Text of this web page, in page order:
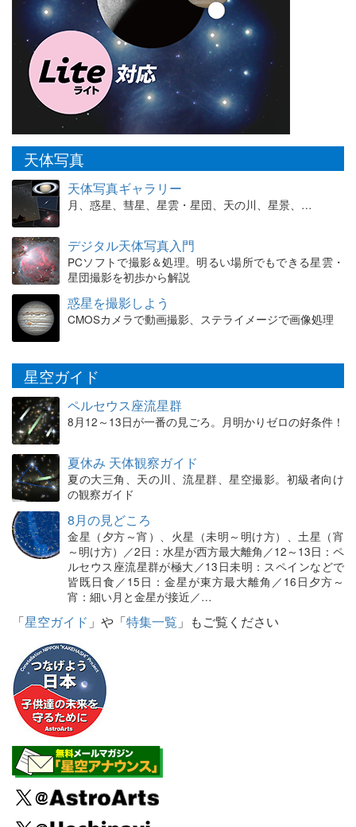
天体写真
天体写真ギャラリー
月、惑星、彗星、星雲・星団、天の川、星景、…
デジタル天体写真入門
PCソフトで撮影＆処理。明るい場所でもできる星雲・
星団撮影を初歩から解説
惑星を撮影しよう
CMOSカメラで動画撮影、ステライメージで画像処理
星空ガイド
ペルセウス座流星群
8月12～13日が一番の見ごろ。月明かりゼロの好条件！
夏休み 天体観察ガイド
夏の大三角、天の川、流星群、星空撮影。初級者向け
の観察ガイド
8月の見どころ
金星（夕方～宵）、火星（未明～明け方）、土星（宵
～明け方）／2日：水星が西方最大離角／12～13日：ペ
ルセウス座流星群が極大／13日未明：スペインなどで
皆既日食／15日：金星が東方最大離角／16日夕方～
宵：細い月と金星が接近／…
「星空ガイド 」や「特集一覧 」もご覧ください